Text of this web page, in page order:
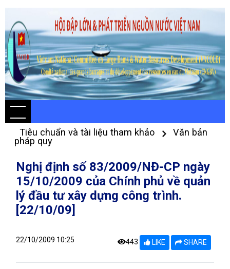
Tiêu chuẩn và tài liệu tham khảo
Văn bản
pháp quy
Nghị định số 83/2009/NĐ-CP ngày
15/10/2009 của Chính phủ về quản
lý đầu tư xây dựng công trình.
[22/10/09]
22/10/2009 10:25 443 LIKE SHARE